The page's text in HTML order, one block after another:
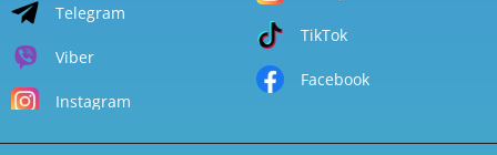
Telegram
Viber
Instagram
TikTok
Facebook